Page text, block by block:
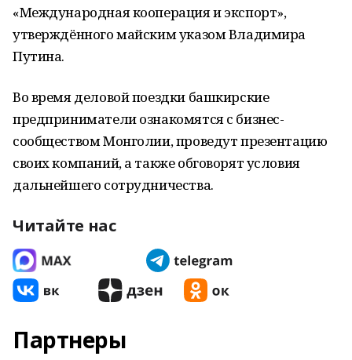
«Международная кооперация и экспорт»,
утверждённого майским указом Владимира
Путина.
Во время деловой поездки башкирские
предприниматели ознакомятся с бизнес-
сообществом Монголии, проведут презентацию
своих компаний, а также обговорят условия
дальнейшего сотрудничества.
Читайте нас
Партнеры